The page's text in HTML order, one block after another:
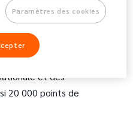
NiCKEL
a noué un
réseaux de
et des
20 000 points de
Paramètres des cookies